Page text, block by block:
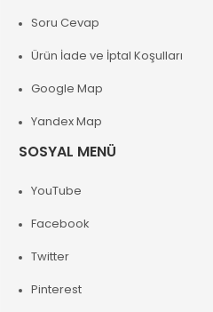
Soru Cevap
Ürün İade ve İptal Koşulları
Google Map
Yandex Map
SOSYAL MENÜ
YouTube
Facebook
Twitter
Pinterest